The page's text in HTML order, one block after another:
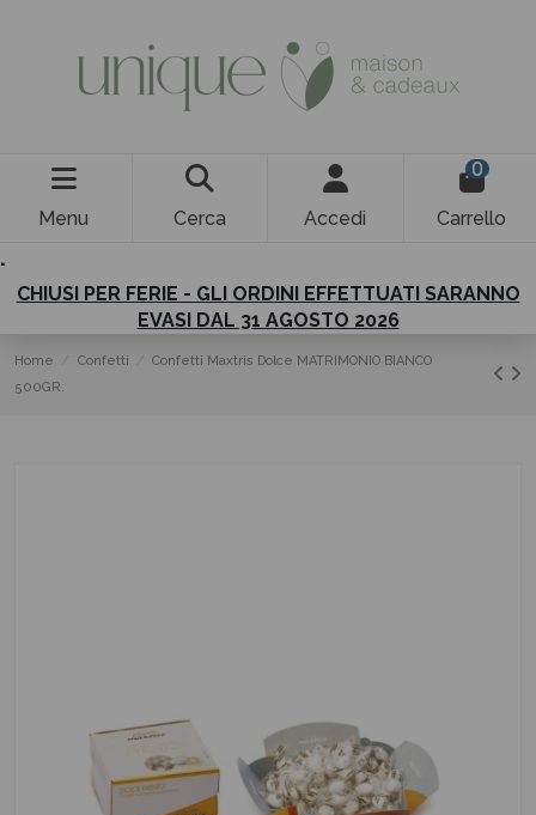
Menu Cerca Accedi
0
Carrello
.
CHIUSI PER FERIE - GLI ORDINI EFFETTUATI SARANNO
EVASI DAL 31 AGOSTO 2026
Home Confetti
Confetti Maxtris Dolce MATRIMONIO BIANCO
500GR.